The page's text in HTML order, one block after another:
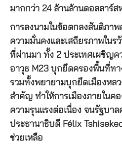
มากกว่า 24 ล้านล้านดอลลาร์ส
การลงนามในข้อตกลงสันติภา
ความมั่นคงและเสถียรภาพในร
ที่ผ่านมา ทั้ง 2 ประเทศเผชิญ
อาวุธ M23 บุกยึดครองพื้นที่ท
รวมทั้งพยายามบุกยึดเมืองหล
สำคัญ ทำให้การเมืองภายในค
ความรุนแรงต่อเนื่อง จนรัฐบาล
ประธานาธิบดี Félix
ช่วยเหลือ